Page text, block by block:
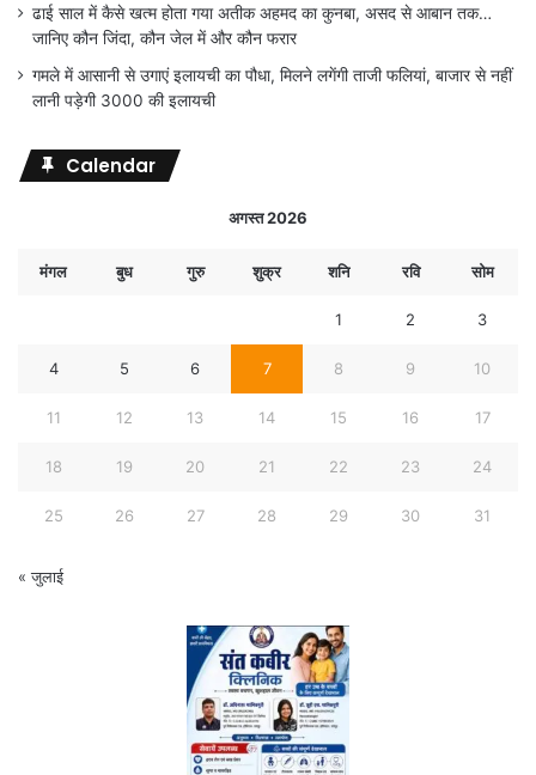
ढाई साल में कैसे खत्म होता गया अतीक अहमद का कुनबा, असद से आबान तक…
जानिए कौन जिंदा, कौन जेल में और कौन फरार
गमले में आसानी से उगाएं इलायची का पौधा, मिलने लगेंगी ताजी फलियां, बाजार से नहीं
लानी पड़ेगी 3000 की इलायची
Calendar
अगस्त 2026
मंगल बुध गुरु शुक्र शनि रवि सोम
1 2 3
4 5 6 7 8 9 10
11 12 13 14 15 16 17
18 19 20 21 22 23 24
25 26 27 28 29 30 31
« जुलाई